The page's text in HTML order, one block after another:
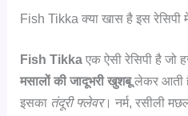
Fish Tikka क्या खास है इस रेसिपी
Fish Tikka एक ऐसी रेसिपी है जो
मसालों की जादूभरी खुशबूलेकर आती
इसका तंदूरी फ्लेवर। नर्म, रसीली